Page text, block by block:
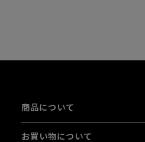
商品について
お買い物について